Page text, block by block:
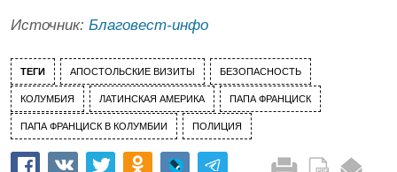
Источник: Благовест-инфо
ТЕГИ АПОСТОЛЬСКИЕ ВИЗИТЫ БЕЗОПАСНОСТЬ
КОЛУМБИЯ ЛАТИНСКАЯ АМЕРИКА ПАПА ФРАНЦИСК
ПАПА ФРАНЦИСК В КОЛУМБИИ ПОЛИЦИЯ